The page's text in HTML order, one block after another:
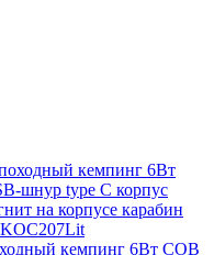
кемпинг 6Вт COB